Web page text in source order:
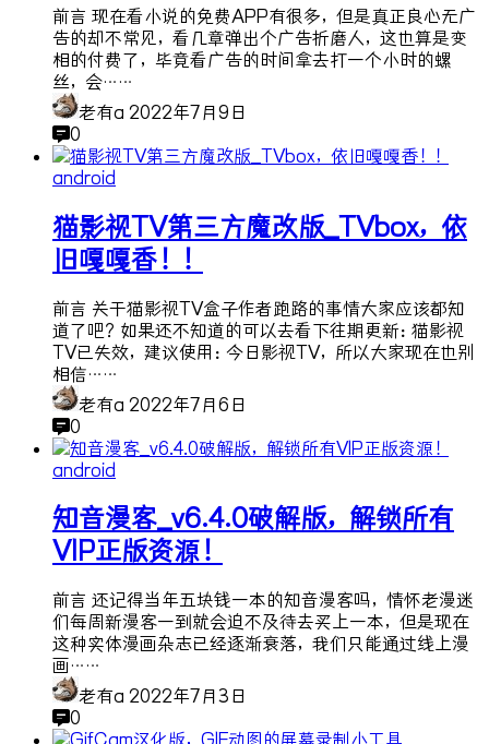
前言 现在看小说的免费APP有很多，但是真正良心无广
告的却不常见，看几章弹出个广告折磨人，这也算是变
相的付费了，毕竟看广告的时间拿去打一个小时的螺
丝，会……
老有a 2022年7月9日
0
android
猫影视TV第三方魔改版_TVbox，依
旧嘎嘎香！！
前言 关于猫影视TV盒子作者跑路的事情大家应该都知
道了吧？如果还不知道的可以去看下往期更新：猫影视
TV已失效，建议使用：今日影视TV，所以大家现在也别
相信……
老有a 2022年7月6日
0
android
知音漫客_v6.4.0破解版，解锁所有
VIP正版资源！
前言 还记得当年五块钱一本的知音漫客吗，情怀老漫迷
们每周新漫客一到就会迫不及待去买上一本，但是现在
这种实体漫画杂志已经逐渐衰落，我们只能通过线上漫
画……
老有a 2022年7月3日
0